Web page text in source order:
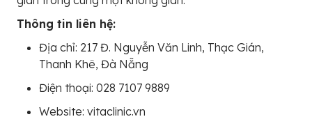
Thông tin liên hệ:
Địa chỉ: 217 Đ. Nguyễn Văn Linh, Thạc Gián,
Thanh Khê, Đà Nẵng
Điện thoại: 028 7107 9889
Website: vitaclinic.vn